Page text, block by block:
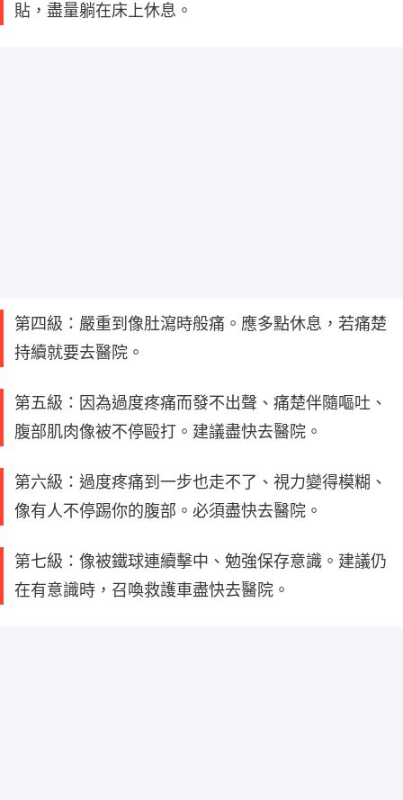
貼，盡量躺在床上休息。
第四級：嚴重到像肚瀉時般痛。應多點休息，若痛楚
持續就要去醫院。
第五級：因為過度疼痛而發不出聲、痛楚伴隨嘔吐、
腹部肌肉像被不停毆打。建議盡快去醫院。
第六級：過度疼痛到一步也走不了、視力變得模糊、
像有人不停踢你的腹部。必須盡快去醫院。
第七級：像被鐵球連續擊中、勉強保存意識。建議仍
在有意識時，召喚救護車盡快去醫院。